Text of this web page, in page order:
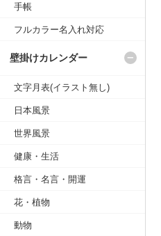
手帳
フルカラー名入れ対応
壁掛けカレンダー
文字月表(イラスト無し)
日本風景
世界風景
健康・生活
格言・名言・開運
花・植物
動物